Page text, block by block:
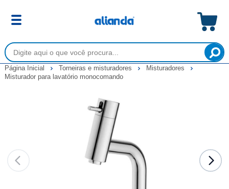
Página Inicial Torneiras e misturadores
Misturadores
Misturador para lavatório monocomando